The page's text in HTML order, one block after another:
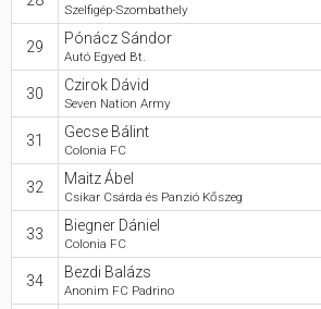
Szelfigép-Szombathely
29 Pónácz Sándor
Autó Egyed Bt.
30 Czirok Dávid
Seven Nation Army
31 Gecse Bálint
Colonia FC
32 Maitz Ábel
Csikar Csárda és Panzió Kőszeg
33 Biegner Dániel
Colonia FC
34 Bezdi Balázs
Anonim FC Padrino